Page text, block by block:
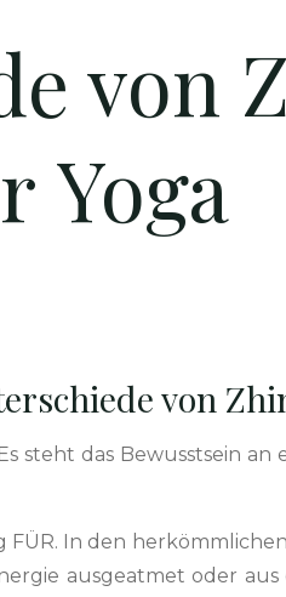
von
Yoga
von
ste­ht das Bewusst­sein
In den
aus­geat­met oder